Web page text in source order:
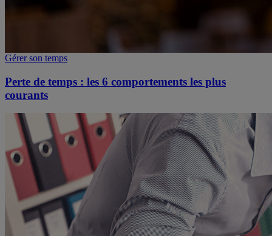
Gérer son temps
Perte de temps : les 6 comportements les plus
courants